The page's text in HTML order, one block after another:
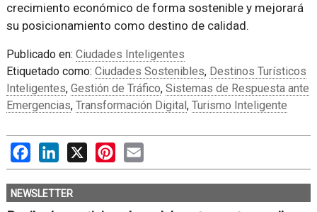
crecimiento económico de forma sostenible y mejorará
su posicionamiento como destino de calidad.
Publicado en: Ciudades Inteligentes
Etiquetado como: Ciudades Sostenibles, Destinos Turísticos
Inteligentes, Gestión de Tráfico, Sistemas de Respuesta ante
Emergencias, Transformación Digital, Turismo Inteligente
FacebookLinkedIn
X PinterestEmail
NEWSLETTER